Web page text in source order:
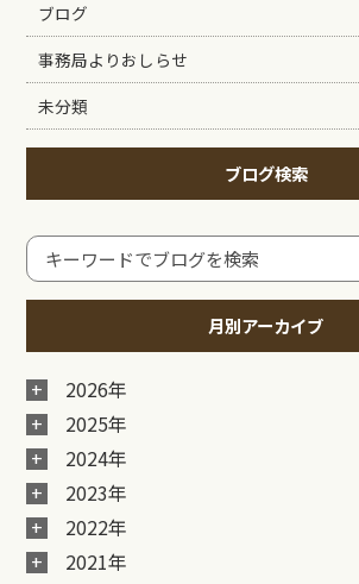
ブログ
事務局よりおしらせ
未分類
ブログ検索
月別アーカイブ
2026年
2025年
2024年
2023年
2022年
2021年